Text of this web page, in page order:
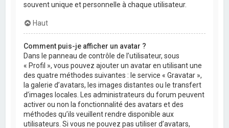
souvent unique et personnelle à chaque utilisateur.
Haut
Comment puis-je afficher un avatar ?
Dans le panneau de contrôle de l’utilisateur, sous
« Profil », vous pouvez ajouter un avatar en utilisant une
des quatre méthodes suivantes : le service « Gravatar »,
la galerie d’avatars, les images distantes ou le transfert
d’images locales. Les administrateurs du forum peuvent
activer ou non la fonctionnalité des avatars et des
méthodes qu’ils veuillent rendre disponible aux
utilisateurs. Si vous ne pouvez pas utiliser d’avatars,